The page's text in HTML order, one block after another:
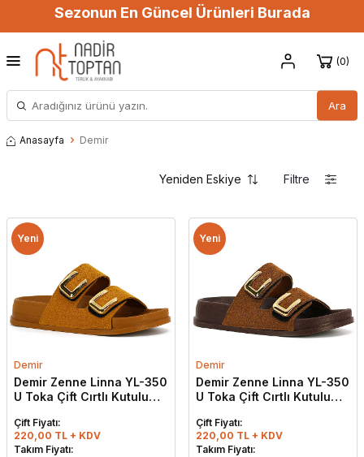
Sezonun En Güncel Ürünleri Burada
Ara
0
Anasayfa Demir
Filtre
Yeni
Demir
Demir Zenne Linna YL-350
U Toka Çift Cırtlı Kutulu
Çift Fiyatı:
220,00 TL + KDV
Takım Fiyatı:
Yeni
Demir
Demir Zenne Linna YL-350
U Toka Çift Cırtlı Kutulu
Çift Fiyatı:
220,00 TL + KDV
Takım Fiyatı: